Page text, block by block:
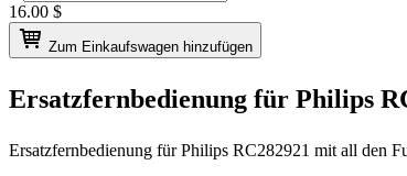
16.00 $
Zum Einkaufswagen hinzufügen
Ersatzfernbedienung für Philips
Ersatzfernbedienung fürPhilips RC282921 mit all den